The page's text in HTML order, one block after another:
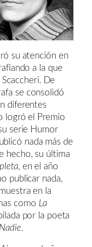
su atención en
a la que
De
se consolidó
diferentes
logró el Premio
serie Humor
nada más de
hecho, su última
, en el año
publicar nada,
en la
como La
por la poeta
.